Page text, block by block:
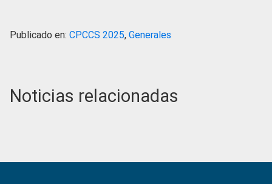
Publicado en: CPCCS 2025, Generales
Noticias relacionadas